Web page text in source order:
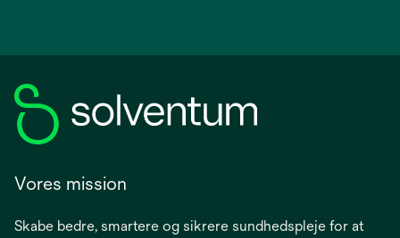
Vores mission
Skabe bedre, smartere og sikrere sundhedspleje for at